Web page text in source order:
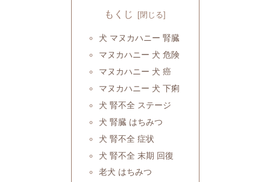
もくじ
犬 マヌカハニー 腎臓
マヌカハニー 犬 危険
マヌカハニー 犬 癌
マヌカハニー 犬 下痢
犬 腎不全 ステージ
犬 腎臓 はちみつ
犬 腎不全 症状
犬 腎不全 末期 回復
老犬 はちみつ